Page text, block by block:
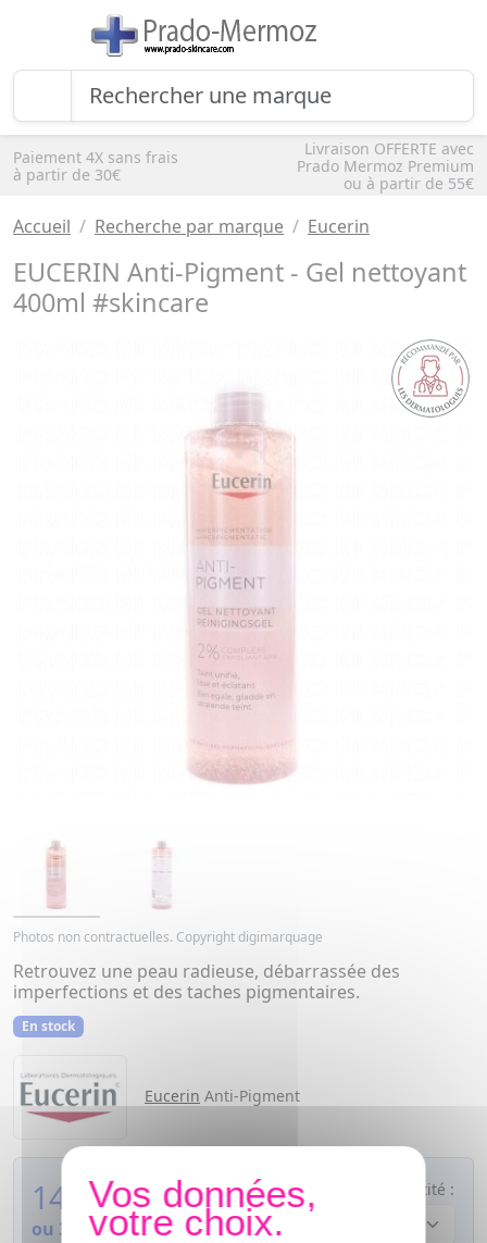
Paiement 4X sans frais
à partir de 30€
Livraison OFFERTE avec
Prado Mermoz Premium
ou à partir de 55€
Accueil Recherche par marque Eucerin
EUCERIN Anti-Pigment - Gel nettoyant
400ml #skincare
Photos non contractuelles. Copyright digimarquage
Retrouvez une peau radieuse, débarrassée des
imperfections et des taches pigmentaires.
En stock
Eucerin Anti-Pigment
14,50€
ou 3,63€si 4 fois sans frais
Quantité :